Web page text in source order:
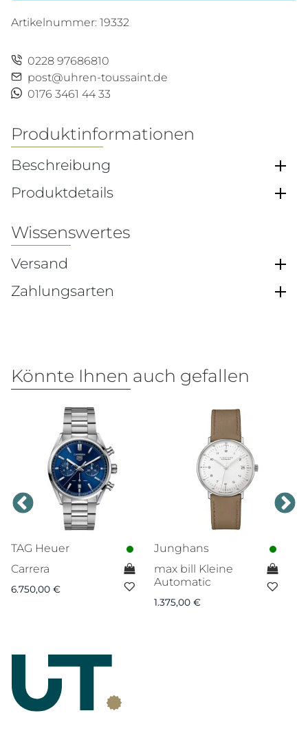
Artikelnummer: 19332
0228 97686810
post@uhren-toussaint.de
0176 3461 44 33
Produktinformationen
Beschreibung
Produktdetails
Wissenswertes
Versand
Zahlungsarten
Könnte Ihnen auch gefallen
TAG Heuer
Carrera
6.750,00 €
Junghans
max bill Kleine
Automatic
1.375,00 €